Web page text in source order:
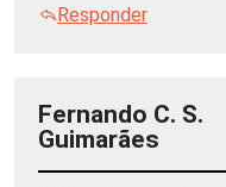
Responder
Fernando C. S.
Guimarães